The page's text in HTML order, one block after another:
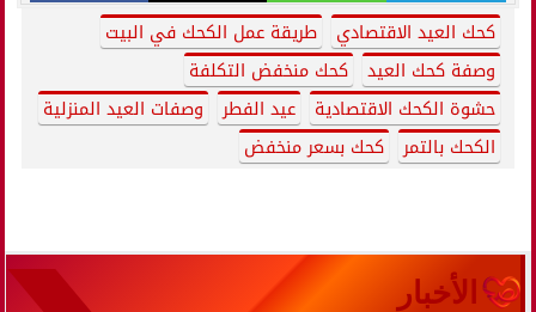
كحك العيد الاقتصادي
طريقة عمل الكحك في البيت
وصفة كحك العيد
كحك منخفض التكلفة
حشوة الكحك الاقتصادية
عيد الفطر
وصفات العيد المنزلية
الكحك بالتمر
كحك بسعر منخفض
الأخبار